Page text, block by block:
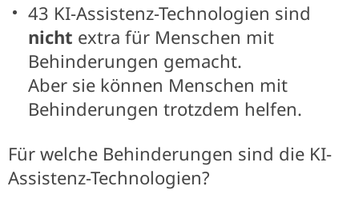
43 KI-Assistenz-Technologien sind
nicht extra für Menschen mit
Behinderungen gemacht.
Aber sie können Menschen mit
Behinderungen trotzdem helfen.
Für welche Behinderungen sind die KI-
Assistenz-Technologien?